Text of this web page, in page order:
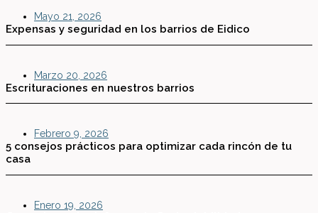
Mayo 21, 2026
Expensas y seguridad en los barrios de Eidico
Marzo 20, 2026
Escrituraciones en nuestros barrios
Febrero 9, 2026
5 consejos prácticos para optimizar cada rincón de tu
casa
Enero 19, 2026